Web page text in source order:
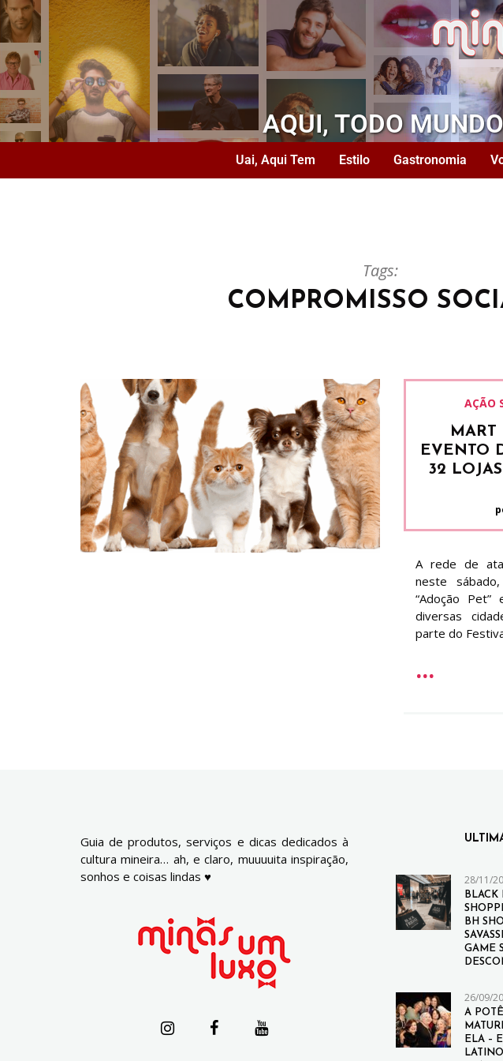
AQUI, TODO
Uai, Aqui Tem Estilo Gastronomia
Tags:
COMPROMISSO
AÇÃO
EVENTO
32
A rede de
neste
“Adoção
diversas
parte do
Guia de produtos, serviços e dicas dedicados à
cultura mineira… ah, e claro, muuuuita inspiração,
sonhos e coisas lindas ♥
28/11/
BLACK
BH
GAME
26/09/
A
ELA –